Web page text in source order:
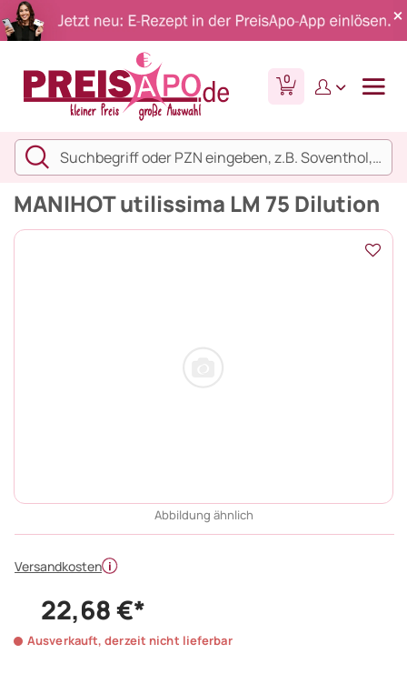
0
MANIHOT utilissima LM 75 Dilution
Abbildung ähnlich
Versandkosten
22,68 €*
Ausverkauft, derzeit nicht lieferbar